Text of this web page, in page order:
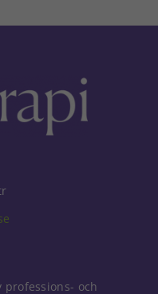
professions- och
att hemsidan
Statistik
hemsidans
och
hemsidan